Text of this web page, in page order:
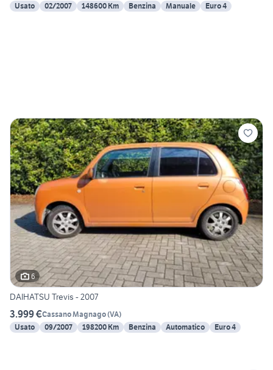
Usato
02/2007 148600 Km Benzina Manuale Euro 4
6
DAIHATSU Trevis - 2007
3.999 €Cassano Magnago(VA)
Usato
09/2007 198200 Km Benzina Automatico Euro 4